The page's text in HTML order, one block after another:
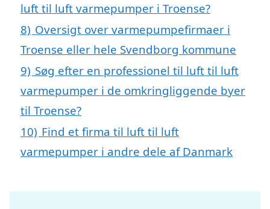
luft til luft varmepumper i Troense?
8) Oversigt over varmepumpefirmaer i
Troense eller hele Svendborg kommune
9) Søg efter en professionel til luft til luft
varmepumper i de omkringliggende byer
til Troense?
10) Find et firma til luft til luft
varmepumper i andre dele af Danmark